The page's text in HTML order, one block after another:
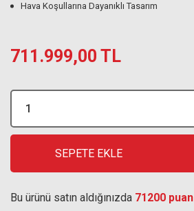
Hava Koşullarına Dayanıklı Tasarım
711.999,00 TL
SEPETE EKLE
Bu ürünü satın aldığınızda 71200 puan